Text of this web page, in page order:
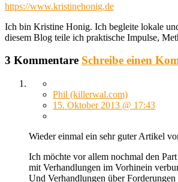
https://www.kristinehonig.de
Ich bin Kristine Honig. Ich begleite lokale
diesem Blog teile ich praktische Impulse,
3 Kommentare Schreibe einen
Phil (killerwal.com)
15. Oktober 2013 @ 17:43
Wieder einmal ein sehr guter Artikel
Ich möchte vor allem nochmal den
mit Verhandlungen im Vorhinein
Und Verhandlungen über